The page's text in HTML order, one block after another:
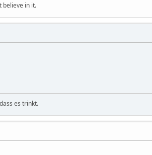
believe in it.
es trinkt.